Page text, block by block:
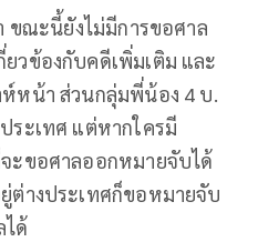
ขณะนี้ยังไม่มีการขอศาล
วข้องกับคดีเพิ่มเติม และ
หน้า ส่วนกลุ่มพี่น้อง 4 บ.
ระเทศ แต่หากใครมี
ะขอศาลออกหมายจับได้
ต่างประเทศก็ขอหมายจับ
ได้